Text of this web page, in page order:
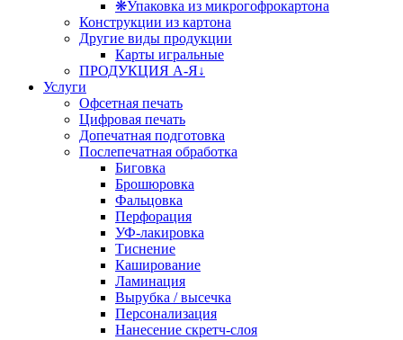
❋Упаковка из микрогофрокартона
Конструкции из картона
Другие виды продукции
Карты игральные
ПРОДУКЦИЯ А-Я↓
Услуги
Офсетная печать
Цифровая печать
Допечатная подготовка
Послепечатная обработка
Биговка
Брошюровка
Фальцовка
Перфорация
УФ-лакировка
Тиснение
Каширование
Ламинация
Вырубка / высечка
Персонализация
Нанесение скретч-слоя